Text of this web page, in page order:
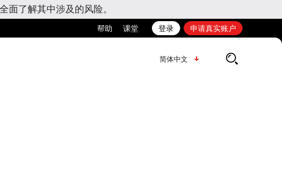
面了解其中涉及的风险。
帮助 课堂 登录 申请真实账户
简体中文